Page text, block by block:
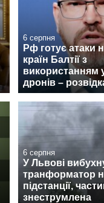
6 серпня
Рф готує атаки
країн Балтії з
використанням
дронів –
6 серпня
У Львові
транформатор
підстанції,
знеструмлена